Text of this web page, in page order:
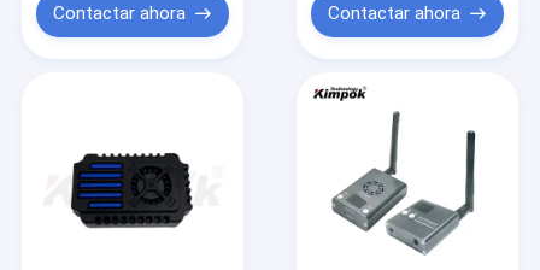
Contactar ahora Contactar ahora